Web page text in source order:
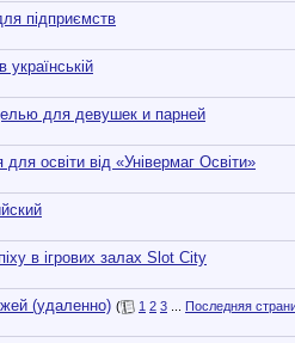
підприємств
для девушек и парней
для освіти від «Універмаг Освіти»
в ігрових залах Slot City
(удаленно) ( 1 2 3
Последняя